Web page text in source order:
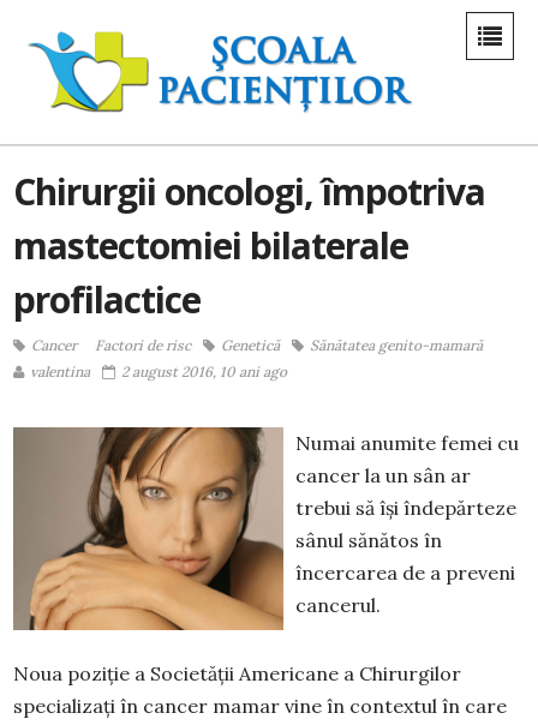
Chirurgii oncologi, împotriva
mastectomiei bilaterale
profilactice
Cancer Factori de risc Genetică
Sănătatea genito-mamară
valentina
2 august 2016, 10 ani ago
Numai anumite femei cu
cancer la un sân ar
trebui să își îndepărteze
sânul sănătos în
încercarea de a preveni
cancerul.
Noua poziție a Societății Americane a Chirurgilor
specializați în cancer mamar vine în contextul în care